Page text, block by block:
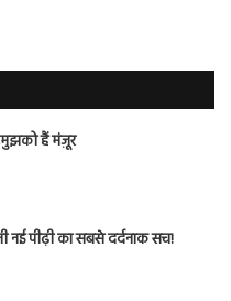
हैं मंज़ूर
नई पीढ़ी का सबसे दर्दनाक सच!